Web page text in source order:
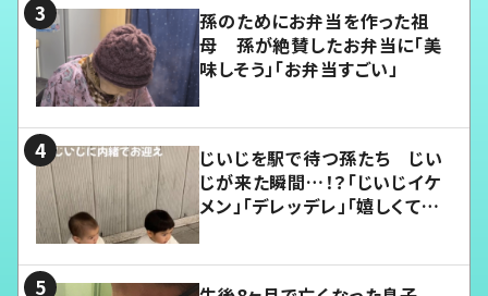
孫のためにお弁当を作った祖
母 孫が絶賛したお弁当に「美
味しそう」「お弁当すごい」
じいじを駅で待つ孫たち じい
じが来た瞬間…！？「じいじイケ
メン」「デレッデレ」「嬉しくて可